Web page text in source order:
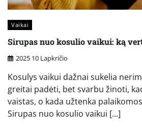
Vaikai
Sirupas nuo kosulio vaikui: ką
2025 10 Lapkričio
Kosulys vaikui dažnai sukelia
greitai padėti, bet svarbu žinoti,
vaistas, o kada užtenka
Sirupas nuo kosulio vaikui […]